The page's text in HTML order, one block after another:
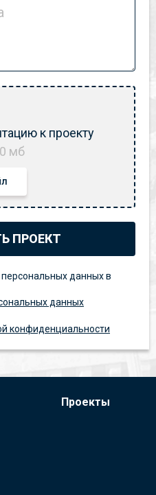
к проекту
мб
ПРОЕКТ
персональных данных в
данных
конфиденциальности
Проекты